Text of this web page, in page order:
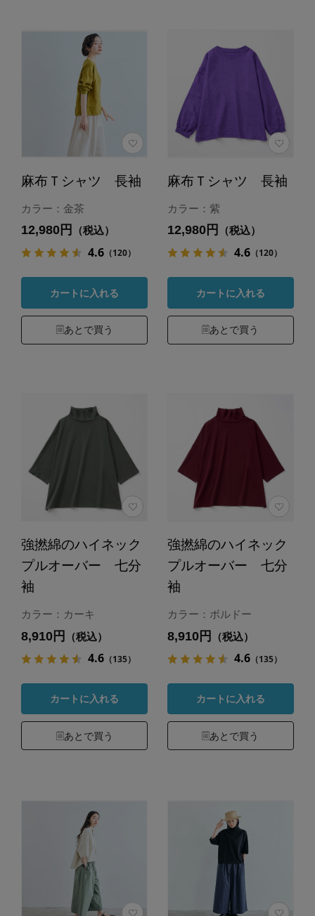
麻布Ｔシャツ 長袖
カラー：金茶
12,980円 （税込）
4.6（120）
カートに入れる
あとで買う
麻布Ｔシャツ 長袖
カラー：紫
12,980円 （税込）
4.6（120）
カートに入れる
あとで買う
強撚綿のハイネック
プルオーバー 七分
袖
カラー：カーキ
8,910円 （税込）
4.6（135）
カートに入れる
あとで買う
強撚綿のハイネック
プルオーバー 七分
袖
カラー：ボルドー
8,910円 （税込）
4.6（135）
カートに入れる
あとで買う